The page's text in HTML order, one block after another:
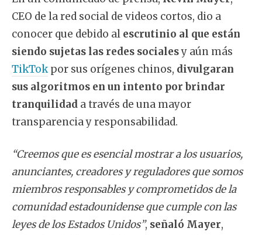
CEO de la red social de videos cortos, dio a
conocer que debido al escrutinio al que están
siendo sujetas las redes socialesy aún más
TikTokpor sus orígenes chinos, divulgaran
sus algoritmos en un intento por brindar
tranquilidad a través de una mayor
transparencia y responsabilidad.
“Creemos que es esencial mostrar a los usuarios,
anunciantes, creadores y reguladores que somos
miembros responsables y comprometidos de la
comunidad estadounidense que cumple con las
leyes de los Estados Unidos”, señaló Mayer,